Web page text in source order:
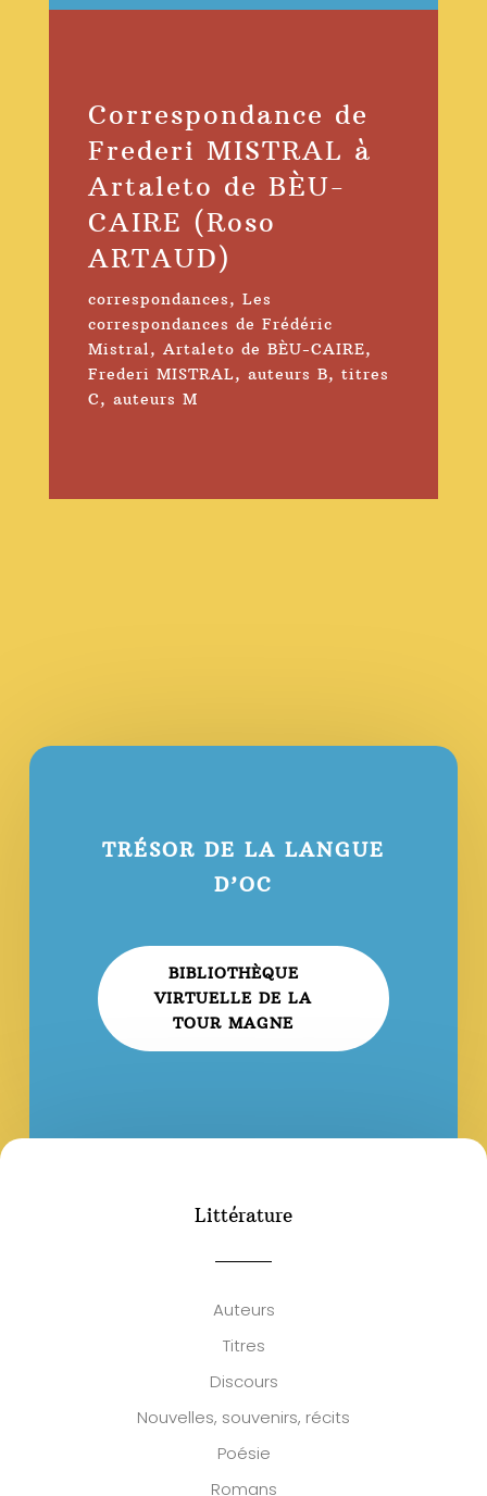
Correspondance de
Frederi MISTRAL à
Artaleto de BÈU-
CAIRE (Roso
ARTAUD)
correspondances, Les
correspondances de Frédéric
Mistral, Artaleto de BÈU-CAIRE,
Frederi MISTRAL, auteurs B, titres
C, auteurs M
TRÉSOR DE LA LANGUE
D’OC
BIBLIOTHÈQUE
VIRTUELLE DE LA
TOUR MAGNE
Littérature
Auteurs
Titres
Discours
Nouvelles, souvenirs, récits
Poésie
Romans